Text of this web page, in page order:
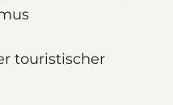
touristischer